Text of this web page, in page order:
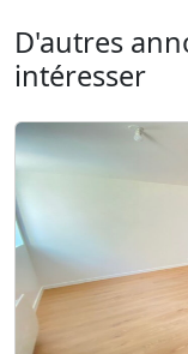
D'autres
intéresser